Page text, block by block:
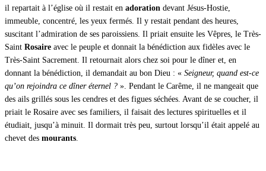
il repartait à l’église où il restait en adoration devant Jésus-Hostie,
immeuble, concentré, les yeux fermés. Il y restait pendant des heures,
suscitant l’admiration de ses paroissiens. Il priait ensuite les Vêpres, le Très-
Saint Rosaire avec le peuple et donnait la bénédiction aux fidèles avec le
Très-Saint Sacrement. Il retournait alors chez soi pour le dîner et, en
donnant la bénédiction, il demandait au bon Dieu : « Seigneur, quand est-ce
qu’on rejoindra ce dîner éternel ? ». Pendant le Carême, il ne mangeait que
des ails grillés sous les cendres et des figues séchées. Avant de se coucher, il
priait le Rosaire avec ses familiers, il faisait des lectures spirituelles et il
étudiait, jusqu’à minuit. Il dormait très peu, surtout lorsqu’il était appelé au
chevet des mourants